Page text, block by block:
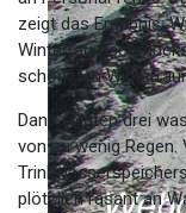
zeigt das Ergebnis:
schönsten
Dann folgten drei
von zu wenig
plötzlich rasant an